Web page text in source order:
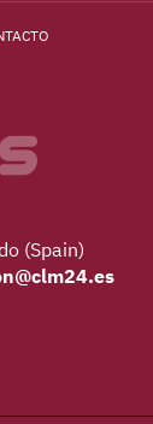
(Spain)